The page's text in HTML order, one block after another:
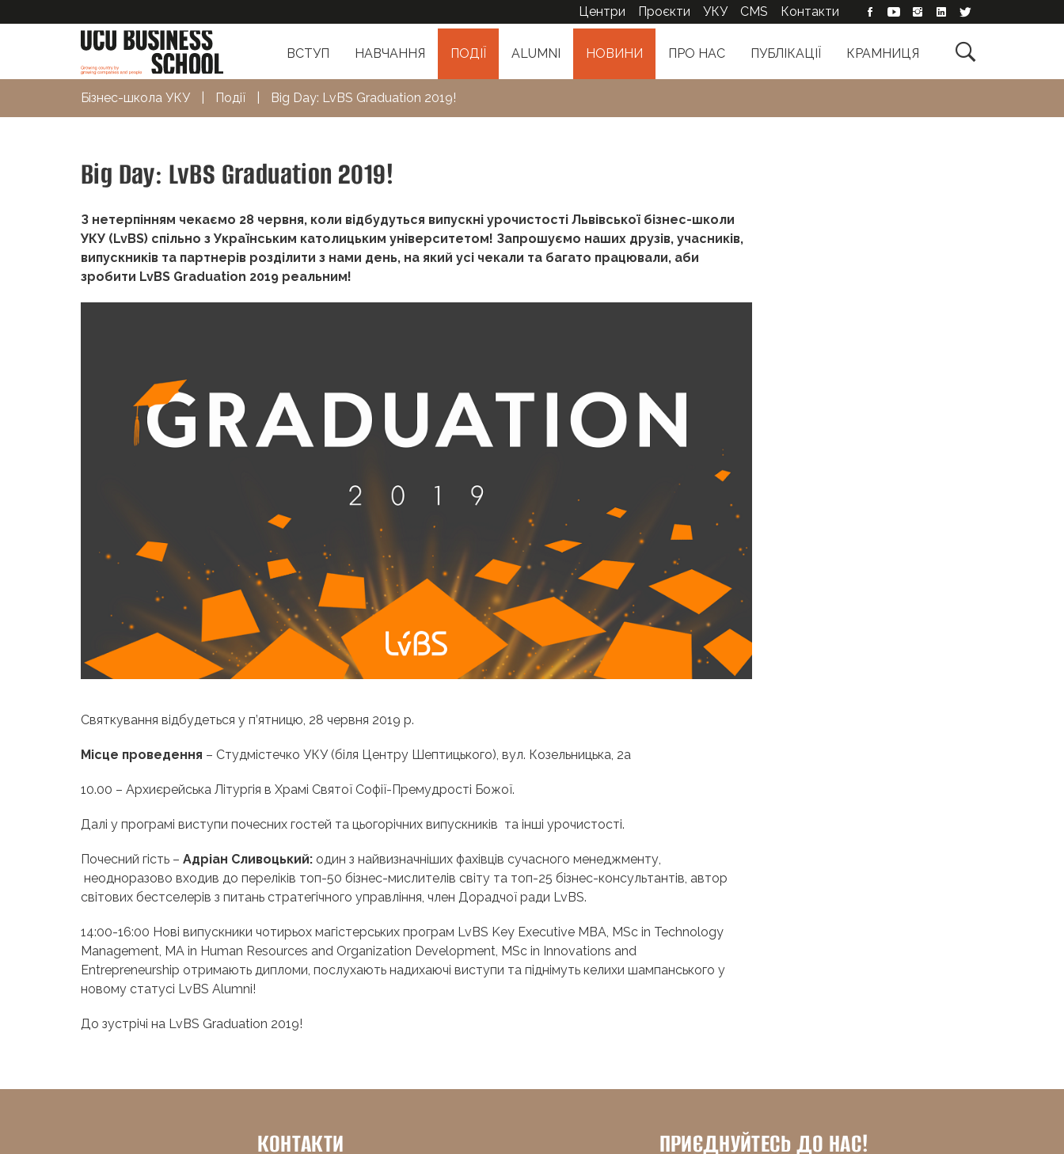

ВСТУП НАВЧАННЯ ПОДІЇ ALUMNI НОВИНИ ПРО НАС ПУБЛІКАЦІЇ КРАМНИЦЯ
Центри Проєкти УКУ CMS Контакти
Бізнес-школа УКУ Події Big Day: LvBS Graduation 2019!
Big Day: LvBS Graduation 2019!
З нетерпінням чекаємо 28 червня, коли відбудуться випускні урочистості Львівської бізнес-школи
УКУ (LvBS) спільно з Українським католицьким університетом! Запрошуємо наших друзів, учасників,
випускників та партнерів розділити з нами день, на який усі чекали та багато працювали, аби
зробити LvBS Graduation 2019 реальним!
Святкування відбудеться у п’ятницю, 28 червня 2019 р.
Місце проведення – Студмістечко УКУ (біля Центру Шептицького), вул. Козельницька, 2а
10.00 – Архиєрейська Літургія в Храмі Святої Софії-Премудрості Божої.
Далі у програмі виступи почесних гостей та цьогорічних випускників та інші урочистості.
Почесний гість – Адріан Сливоцький: один з найвизначніших фахівців сучасного менеджменту,
неодноразово входив до переліків топ-50 бізнес-мислителів світу та топ-25 бізнес-консультантів, автор
світових бестселерів з питань стратегічного управління, член Дорадчої ради LvBS.
14:00-16:00 Нові випускники чотирьох магістерських програм LvBS Key Executive MBA, MSс in Technology
Management, MA in Human Resources and Organization Development, MSc in Innovations and
Entrepreneurship отримають дипломи, послухають надихаючі виступи та піднімуть келихи шампанського у
новому статусі LvBS Alumni!
До зустрічі на LvBS Graduation 2019!
КОНТАКТИ ПРИЄДНУЙТЕСЬ ДО НАС!